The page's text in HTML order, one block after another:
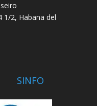
1/2, Habana del